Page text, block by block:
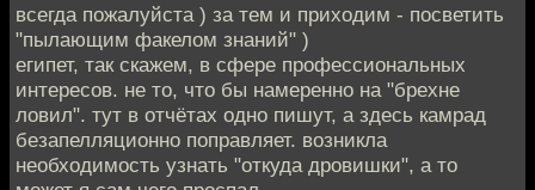
всегда пожалуйста ) за тем и приходим - посветить
"пылающим факелом знаний" )
египет, так скажем, в сфере профессиональных
интересов. не то, что бы намеренно на "брехне
ловил". тут в отчётах одно пишут, а здесь камрад
безапелляционно поправляет. возникла
необходимость узнать "откуда дровишки", а то